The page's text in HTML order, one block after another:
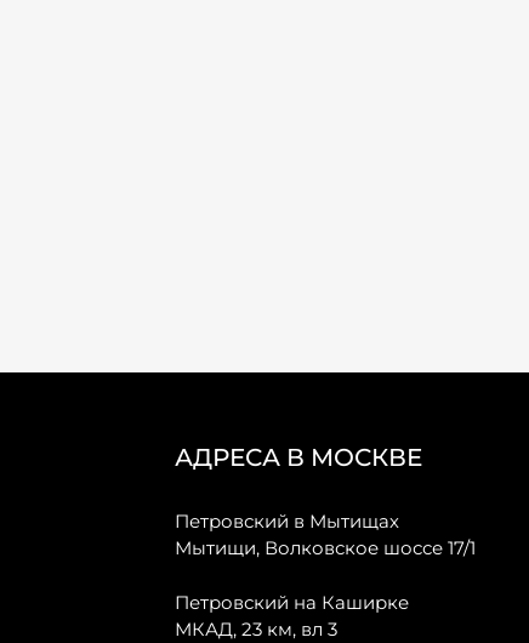
АДРЕСА В МОСКВЕ
Петровский в Мытищах
Мытищи, Волковское шоссе 17/1
Петровский на Каширке
МКАД, 23 км, вл 3